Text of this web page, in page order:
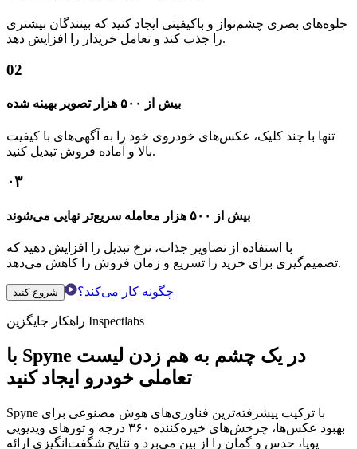
جلوه‌های بصری چشم‌نواز و باکیفیتی ایجاد کنید که بینندگان بیشتری
را جذب کند و تعامل خریدار را افزایش دهد.
02
بیش از ۵۰۰ هزار تصویر بهینه شده
تنها با چند کلیک، عکس‌های خودروی خود را به آگهی‌های با کیفیت
بالا و آماده فروش تبدیل کنید.
۰۳
بیش از ۵۰۰ هزار معامله سریع‌تر نهایی می‌شوند
با استفاده از تصاویر جذاب، نرخ تبدیل را افزایش دهید که
تصمیم‌گیری برای خرید را تسریع و زمان فروش را کاهش می‌دهد.
شروع کنید چگونه کار می‌کند؟
راهکار جایگزین Inspectlabs
با Spyne در یک چشم به هم زدن لیست
تعاملی خودرو ایجاد کنید
Spyne با ترکیب پیشرفته‌ترین فناوری‌های هوش مصنوعی برای
بهبود عکس‌ها، چرخش‌های خیره‌کننده ۳۶۰ درجه و تورهای ویدیویی
پویا، حدس و گمان را از بین می‌برد و نتایج شگفت‌انگیزی ارائه